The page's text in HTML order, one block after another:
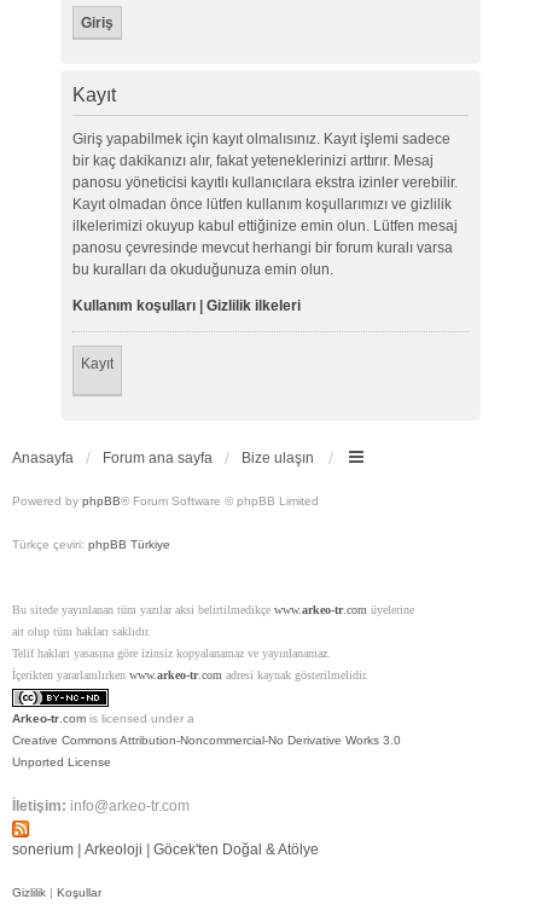
Kayıt
Giriş yapabilmek için kayıt olmalısınız. Kayıt işlemi sadece
bir kaç dakikanızı alır, fakat yeteneklerinizi arttırır. Mesaj
panosu yöneticisi kayıtlı kullanıcılara ekstra izinler verebilir.
Kayıt olmadan önce lütfen kullanım koşullarımızı ve gizlilik
ilkelerimizi okuyup kabul ettiğinize emin olun. Lütfen mesaj
panosu çevresinde mevcut herhangi bir forum kuralı varsa
bu kuralları da okuduğunuza emin olun.
Kullanım koşulları| Gizlilik ilkeleri
Kayıt
Anasayfa Forum ana sayfa Bize ulaşın
Powered by phpBB® Forum Software © phpBB Limited
Türkçe çeviri: phpBB Türkiye
Bu sitede yayınlanan tüm yazılar aksi belirtilmedikçe www.arkeo-tr.com üyelerine
ait olup tüm hakları saklıdır.
Telif hakları yasasına göre izinsiz kopyalanamaz ve yayınlanamaz.
İçerikten yararlanılırken www.arkeo-tr.com adresi kaynak gösterilmelidir.
Arkeo-tr .com is licensed under a
Creative Commons Attribution-Noncommercial-No Derivative Works 3.0
Unported License
İletişim: info@arkeo-tr.com
sonerium Arkeoloji Göcek'ten Doğal & Atölye
Gizlilik | Koşullar